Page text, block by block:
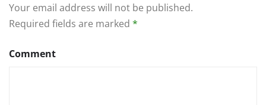
Your email address will not be published.
Required fields are marked *
Comment